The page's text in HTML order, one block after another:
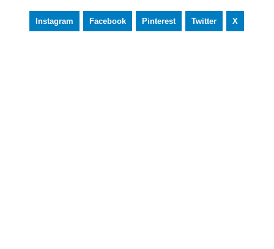
Instagram Facebook Pinterest Twitter X